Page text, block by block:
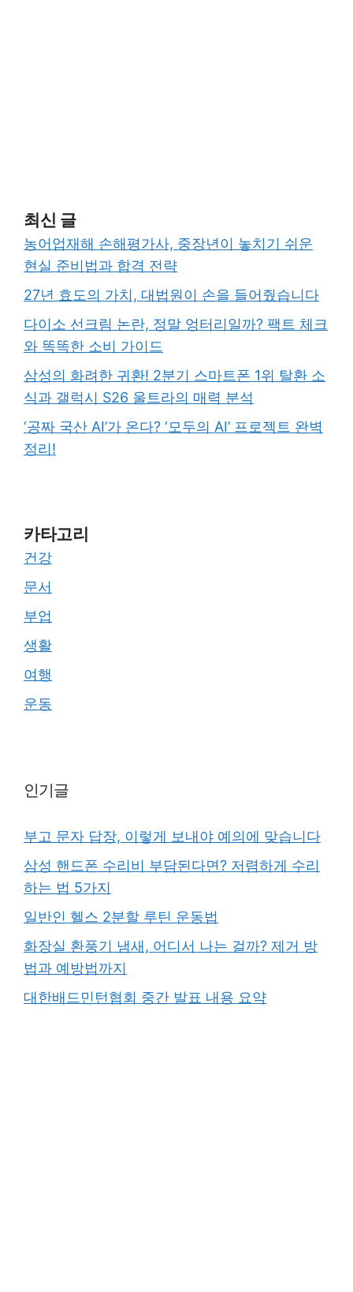
최신 글
농어업재해 손해평가사, 중장년이 놓치기 쉬운
현실 준비법과 합격 전략
27년 효도의 가치, 대법원이 손을 들어줬습니다
다이소 선크림 논란, 정말 엉터리일까? 팩트 체크
와 똑똑한 소비 가이드
삼성의 화려한 귀환! 2분기 스마트폰 1위 탈환 소
식과 갤럭시 S26 울트라의 매력 분석
‘공짜 국산 AI’가 온다? ‘모두의 AI’ 프로젝트 완벽
정리!
카타고리
건강
문서
부업
생활
여행
운동
인기글
부고 문자 답장, 이렇게 보내야 예의에 맞습니다
삼성 핸드폰 수리비 부담된다면? 저렴하게 수리
하는 법 5가지
일반인 헬스 2분할 루틴 운동법
화장실 환풍기 냄새, 어디서 나는 걸까? 제거 방
법과 예방법까지
대한배드민턴협회 중간 발표 내용 요약